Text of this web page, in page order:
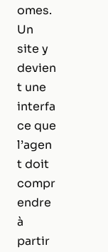
omes.
Un
site y
devien
t une
interfa
ce que
l’agen
t doit
compr
endre
à
partir